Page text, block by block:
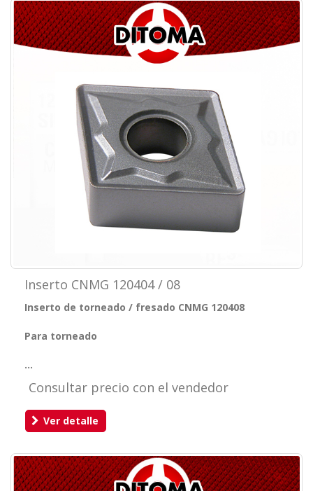
Inserto CNMG 120404 / 08
Inserto de torneado / fresado CNMG 120408
Para torneado
...
Consultar precio con el vendedor
Ver detalle